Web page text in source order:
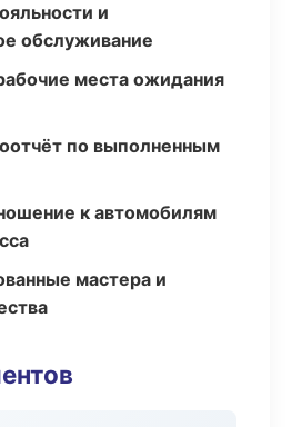
и
обслуживание
места ожидания
по выполненным
к автомобилям
мастера и